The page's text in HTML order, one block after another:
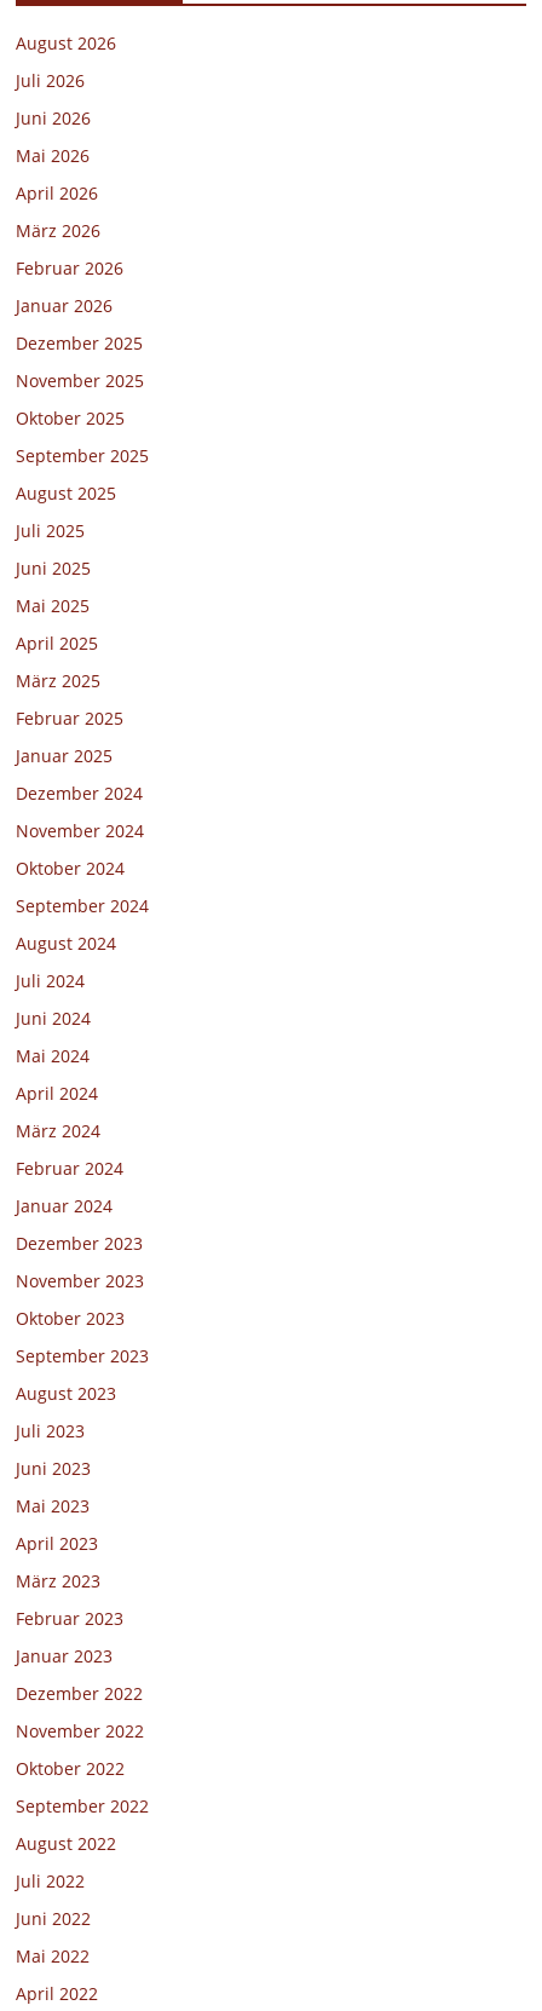
August 2026
Juli 2026
Juni 2026
Mai 2026
April 2026
März 2026
Februar 2026
Januar 2026
Dezember 2025
November 2025
Oktober 2025
September 2025
August 2025
Juli 2025
Juni 2025
Mai 2025
April 2025
März 2025
Februar 2025
Januar 2025
Dezember 2024
November 2024
Oktober 2024
September 2024
August 2024
Juli 2024
Juni 2024
Mai 2024
April 2024
März 2024
Februar 2024
Januar 2024
Dezember 2023
November 2023
Oktober 2023
September 2023
August 2023
Juli 2023
Juni 2023
Mai 2023
April 2023
März 2023
Februar 2023
Januar 2023
Dezember 2022
November 2022
Oktober 2022
September 2022
August 2022
Juli 2022
Juni 2022
Mai 2022
April 2022